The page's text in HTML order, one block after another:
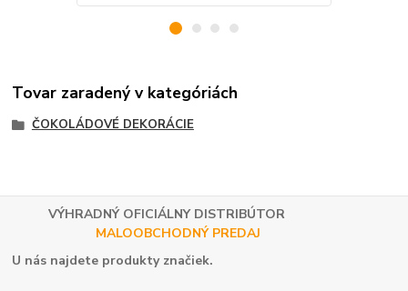
Tovar zaradený v kategóriách
ČOKOLÁDOVÉ DEKORÁCIE
VÝHRADNÝ OFICIÁLNY DISTRIBÚTOR
MALOOBCHODNÝ PREDAJ
U nás najdete produkty značiek.